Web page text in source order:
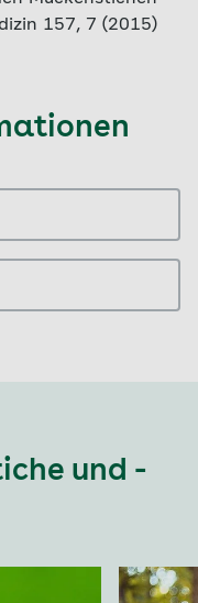
157, 7 (2015)
und -